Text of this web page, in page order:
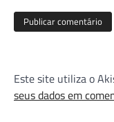
Este site utiliza o
seus dados em